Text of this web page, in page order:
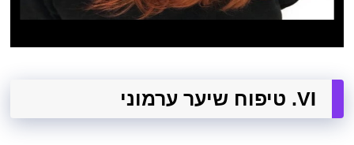
VI. טיפוח שיער ערמוני